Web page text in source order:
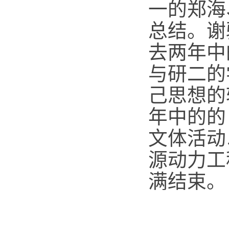
一的郑
总结。
去两年
与研二
己思想
年中的
文体活
源动力
满结束。